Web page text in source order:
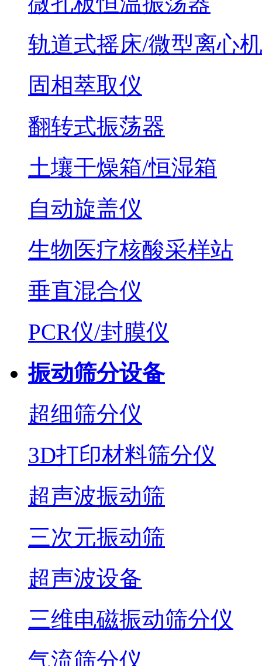
轨道式摇床/微型离心机
固相萃取仪
翻转式振荡器
土壤干燥箱/恒湿箱
自动旋盖仪
生物医疗核酸采样站
垂直混合仪
PCR仪/封膜仪
振动筛分设备
超细筛分仪
3D打印材料筛分仪
超声波振动筛
三次元振动筛
超声波设备
三维电磁振动筛分仪
气流筛分仪